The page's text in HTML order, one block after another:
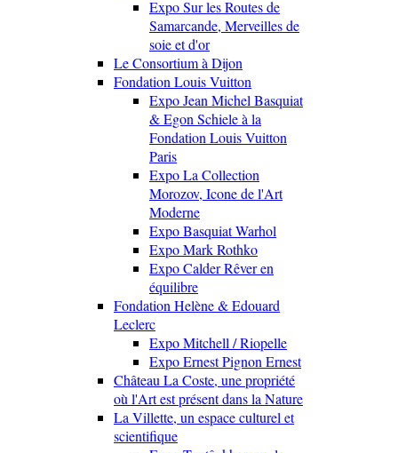
Expo Sur les Routes de
Samarcande, Merveilles de
soie et d'or
Le Consortium à Dijon
Fondation Louis Vuitton
Expo Jean Michel Basquiat
& Egon Schiele à la
Fondation Louis Vuitton
Paris
Expo La Collection
Morozov, Icone de l'Art
Moderne
Expo Basquiat Warhol
Expo Mark Rothko
Expo Calder Rêver en
équilibre
Fondation Helène & Edouard
Leclerc
Expo Mitchell / Riopelle
Expo Ernest Pignon Ernest
Château La Coste, une propriété
où l'Art est présent dans la Nature
La Villette, un espace culturel et
scientifique